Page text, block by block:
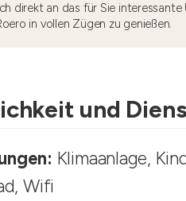
direkt an das für Sie
in vollen Zügen zu genießen.
und
Klimaanlage,
Wifi